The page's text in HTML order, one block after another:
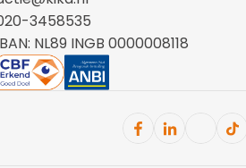
3458535
NL89 INGB 0000008118